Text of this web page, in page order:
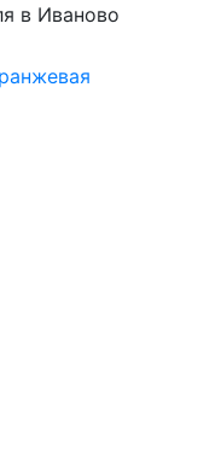
в Иваново